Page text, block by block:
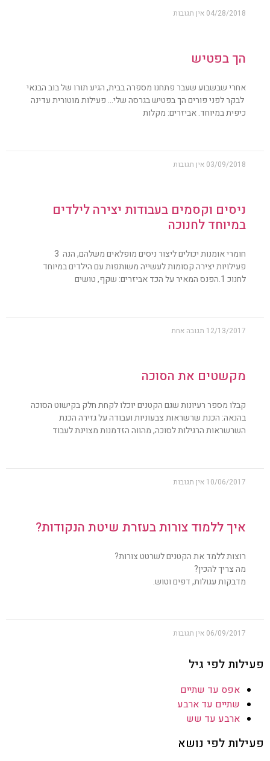
04/28/2018 אין תגובות
הך בפטיש
אחרי שבשבוע שעבר פתחנו מספרה בבית, הגיע תורו של בוב הבנאי
לבקר לפני פורים הך בפטיש בגרסה שלי… פעילות מוטורית עדינה
כיפית במיוחד. אביזרים: מקלות
03/09/2018 אין תגובות
ניסים וקסמים בעבודות יצירה לילדים
במיוחד לחנוכה
חומרי אומנות יכולים ליצור ניסים מופלאים משלהם, הנה 3
פעילויות יצירה קסומות לעשייה משותפות עם הילדים במיוחד
לחנוכ 1.הפנס המאיר על הכד אביזרים: שקף, טושים
12/13/2017 תגובה אחת
מקשטים את הסוכה
קבלו מספר רעיונות שגם הקטנים יוכלו לקחת חלק בקישוט הסוכה
בהנאה: הכנת שרשראות צבעוניות ועבודה על גזירה הכנת
השרשראות הרגילות לסוכה, מהווה הזדמנות מצוינת לעבוד
10/06/2017 אין תגובות
איך ללמוד צורות בעזרת שיטת הנקודות?
רוצות ללמד את הקטנים לשרטט צורות?
מה צריך להכין?
מדבקות עגולות, דפים וטוש.
06/09/2017 אין תגובות
פעילות לפי גיל
אפס עד שתיים
שתיים עד ארבע
ארבע עד שש
פעילות לפי נושא